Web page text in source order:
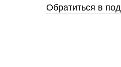
Обратиться в